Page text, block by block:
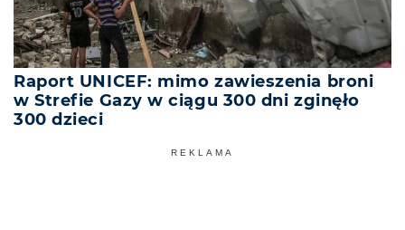
Raport UNICEF: mimo zawieszenia broni
w Strefie Gazy w ciągu 300 dni zginęło
300 dzieci
REKLAMA